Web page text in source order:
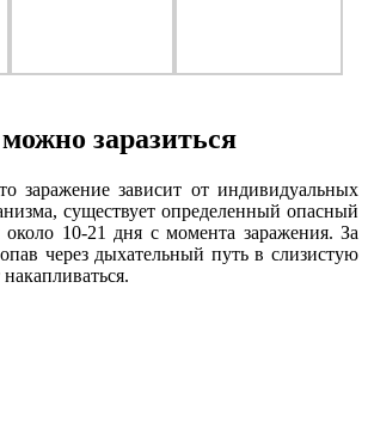
заразиться
заражение зависит от индивидуальных
существует определенный опасный
10-21 дня с момента заражения. За
через дыхательный путь в слизистую